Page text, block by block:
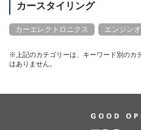
カースタイリング
カーエレクトロニクス エンジン
※上記のカテゴリーは、キーワード別のカ
はありません。